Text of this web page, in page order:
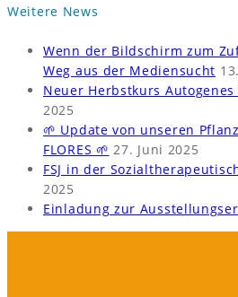
Weitere News
Wenn der Bildschirm zum
Weg aus der Mediensucht
Neuer Herbstkurs
2025
🌱 Update von unseren
FLORES 🌱 27. Juni 2025
FSJ in der
2025
Einladung zur